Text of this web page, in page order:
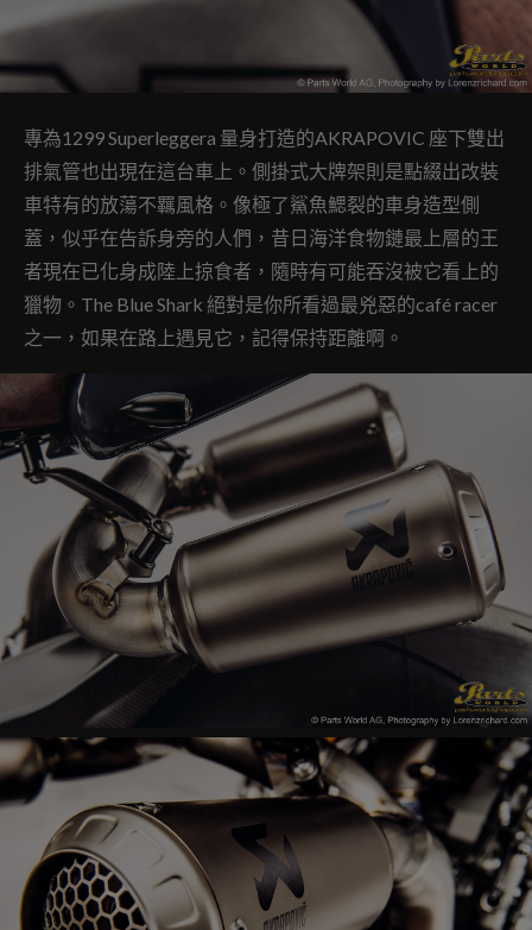
專為1299 Superleggera 量身打造的AKRAPOVIC 座下雙出
排氣管也出現在這台車上。側掛式大牌架則是點綴出改裝
車特有的放蕩不羈風格。像極了鯊魚鰓裂的車身造型側
蓋，似乎在告訴身旁的人們，昔日海洋食物鏈最上層的王
者現在已化身成陸上掠食者，隨時有可能吞沒被它看上的
獵物。The Blue Shark 絕對是你所看過最兇惡的café racer
之一，如果在路上遇見它，記得保持距離啊。